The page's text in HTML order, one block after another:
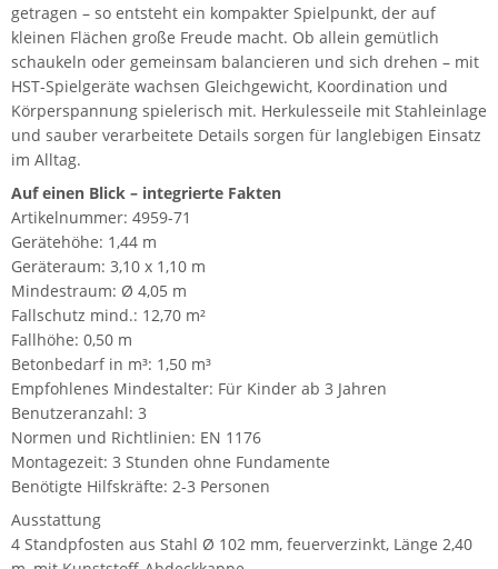
getragen – so entsteht ein kompakter Spielpunkt, der auf
kleinen Flächen große Freude macht. Ob allein gemütlich
schaukeln oder gemeinsam balancieren und sich drehen – mit
HST-Spielgeräte wachsen Gleichgewicht, Koordination und
Körperspannung spielerisch mit. Herkulesseile mit Stahleinlage
und sauber verarbeitete Details sorgen für langlebigen Einsatz
im Alltag.
Auf einen Blick – integrierte Fakten
Artikelnummer: 4959-71
Gerätehöhe: 1,44 m
Geräteraum: 3,10 x 1,10 m
Mindestraum: Ø 4,05 m
Fallschutz mind.: 12,70 m²
Fallhöhe: 0,50 m
Betonbedarf in m³: 1,50 m³
Empfohlenes Mindestalter: Für Kinder ab 3 Jahren
Benutzeranzahl: 3
Normen und Richtlinien: EN 1176
Montagezeit: 3 Stunden ohne Fundamente
Benötigte Hilfskräfte: 2-3 Personen
Ausstattung
4 Standpfosten aus Stahl Ø 102 mm, feuerverzinkt, Länge 2,40